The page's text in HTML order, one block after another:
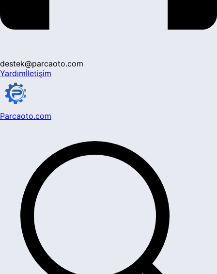
destek@parcaoto.com
Yardımİletişim
Parcaoto.com